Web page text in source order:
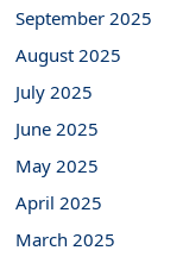
September 2025
August 2025
July 2025
June 2025
May 2025
April 2025
March 2025